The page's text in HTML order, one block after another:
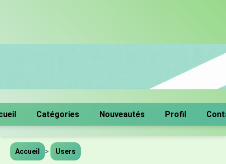
Catégories Nouveautés Profil
Accueil > Users